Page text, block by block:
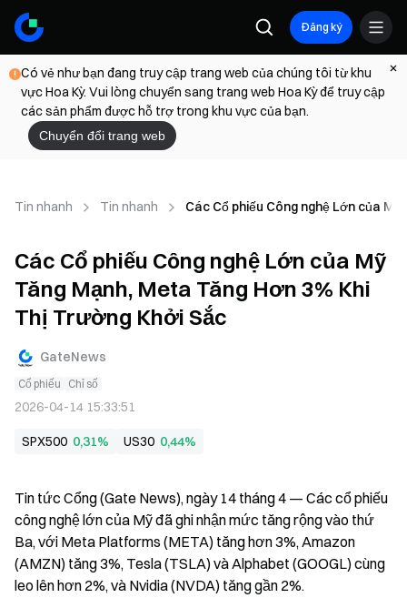
Đăng ký
Có vẻ như bạn đang truy cập trang web của chúng tôi từ khu
vực Hoa Kỳ. Vui lòng chuyển sang trang web Hoa Kỳ để truy cập
các sản phẩm được hỗ trợ trong khu vực của bạn.
Chuyển đổi trang web
Tin nhanh Tin nhanh Các Cổ phiếu Công nghệ Lớn của
Các Cổ phiếu Công nghệ Lớn của Mỹ
Tăng Mạnh, Meta Tăng Hơn 3% Khi
Thị Trường Khởi Sắc
GateNews
Cổ phiếu Chỉ số
2026-04-14 15:33:51
SPX500 0,31% US30 0,44%
Tin tức Cổng (Gate News), ngày 14 tháng 4 — Các cổ phiếu
công nghệ lớn của Mỹ đã ghi nhận mức tăng rộng vào thứ
Ba, với Meta Platforms (META) tăng hơn 3%, Amazon
(AMZN) tăng 3%, Tesla (TSLA) và Alphabet (GOOGL) cùng
leo lên hơn 2%, và Nvidia (NVDA) tăng gần 2%.